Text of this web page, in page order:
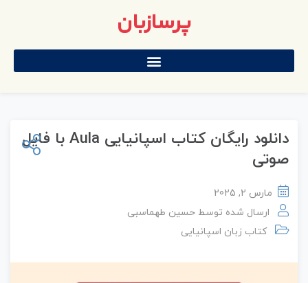
پرسازبان
دانلود رایگان کتاب اسپانیایی Aula با فایل
صوتی
مارس 2, 2025
ارسال شده توسط حسین طهماسبی
کتاب زبان اسپانیایی